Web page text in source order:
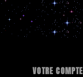
VOTRE COMPTE